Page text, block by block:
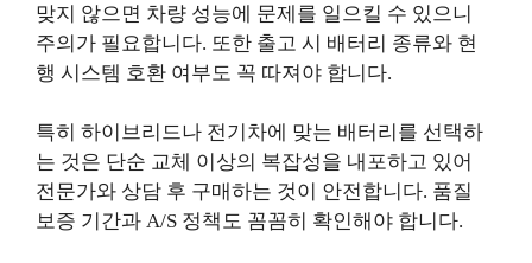
맞지 않으면 차량 성능에 문제를 일으킬 수 있으니
주의가 필요합니다. 또한 출고 시 배터리 종류와 현
행 시스템 호환 여부도 꼭 따져야 합니다.
특히 하이브리드나 전기차에 맞는 배터리를 선택하
는 것은 단순 교체 이상의 복잡성을 내포하고 있어
전문가와 상담 후 구매하는 것이 안전합니다. 품질
보증 기간과 A/S 정책도 꼼꼼히 확인해야 합니다.